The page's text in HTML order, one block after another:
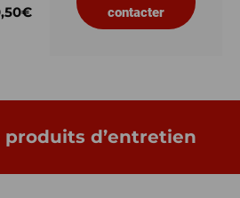
contacter
produits d’entretien